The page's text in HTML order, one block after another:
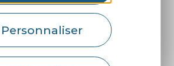
Personnaliser